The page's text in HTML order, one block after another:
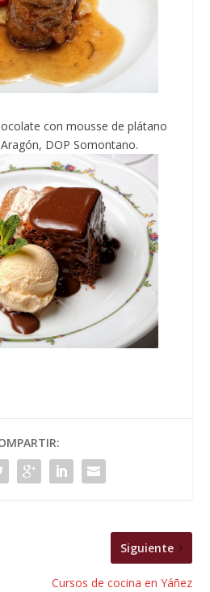
con mousse de plátano
DOP Somontano.
Siguiente
Cursos de cocina en Yáñez